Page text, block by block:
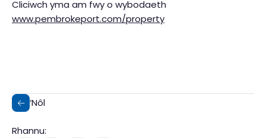
Cliciwch yma am fwy o wybodaeth
www.pembrokeport.com/property
‘Nôl
Rhannu: